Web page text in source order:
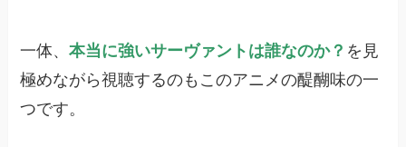
一体、本当に強いサーヴァントは誰なのか？ を見
極めながら視聴するのもこのアニメの醍醐味の一
つです。